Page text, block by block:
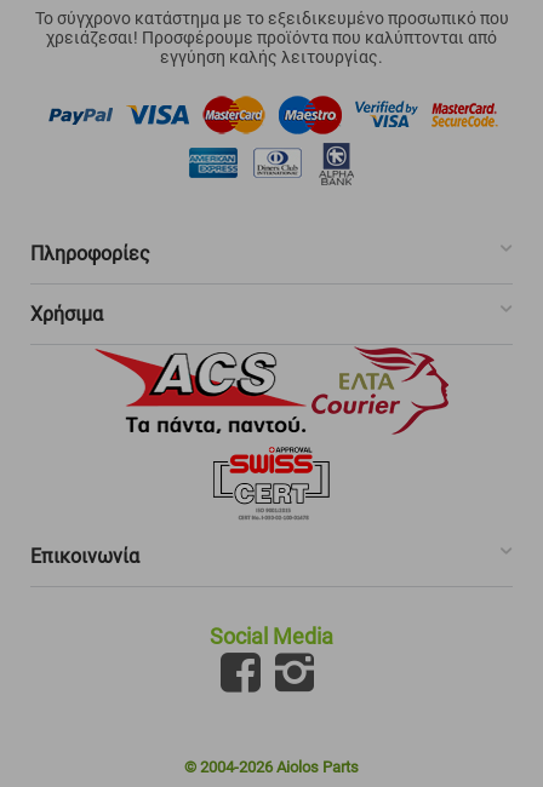
Το σύγχρονο κατάστημα με το εξειδικευμένο προσωπικό που
χρειάζεσαι! Προσφέρουμε προϊόντα που καλύπτονται από
εγγύηση καλής λειτουργίας.
Πληροφορίες
Χρήσιμα
Επικοινωνία
Social Media
© 2004-2026 Aiolos Parts